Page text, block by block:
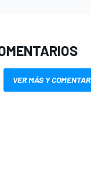
VER MÁS Y COMENTAR